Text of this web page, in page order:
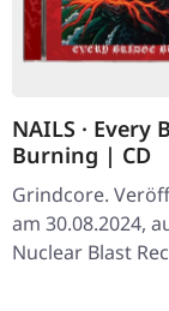
NAILS · Every
Burning | CD
Grindcore.
am 30.08.2024,
Nuclear Blast